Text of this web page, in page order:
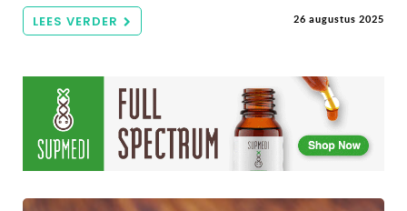
LEES VERDER 26 augustus 2025